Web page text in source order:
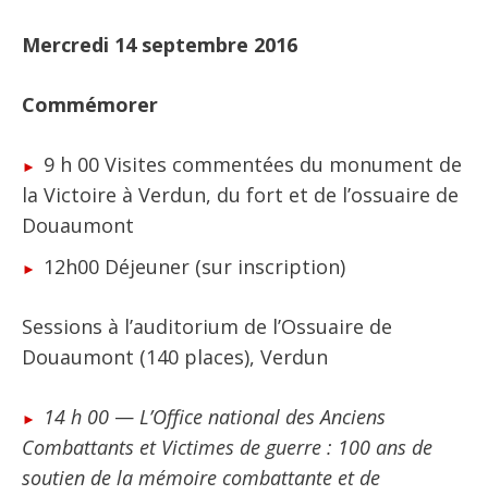
Mercredi 14 septembre 2016
Commémorer
9 h 00 Visites commentées du monument de
la Victoire à Verdun, du fort et de l’ossuaire de
Douaumont
12h00 Déjeuner (sur inscription)
Sessions à l’auditorium de l’Ossuaire de
Douaumont (140 places), Verdun
14 h 00 — L’Office national des Anciens
Combattants et Victimes de guerre : 100 ans de
soutien de la mémoire combattante et de